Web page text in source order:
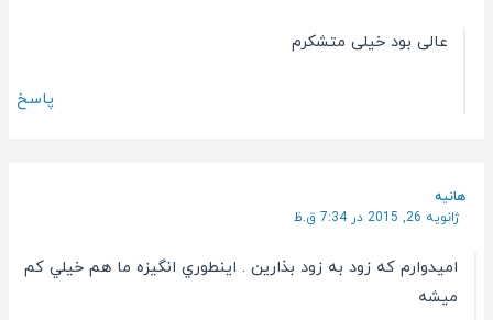
عالی بود خیلی متشکرم
پاسخ
هانيه
ژانویه 26, 2015 در 7:34 ق.ظ
اميدوارم كه زود به زود بذارين . اينطوري انگيزه ما هم خيلي كم
ميشه